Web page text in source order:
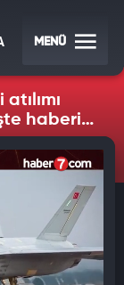
MENÜ
haberin